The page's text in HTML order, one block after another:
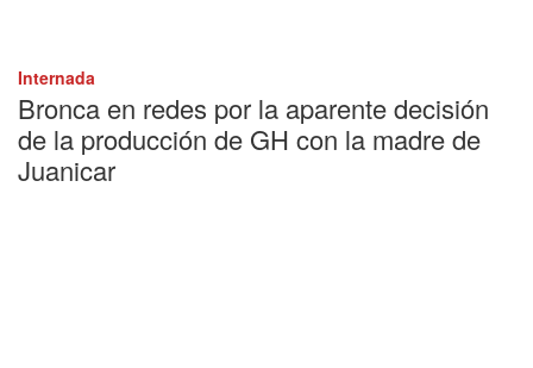
Internada
Bronca en redes por la aparente decisión
de la producción de GH con la madre de
Juanicar